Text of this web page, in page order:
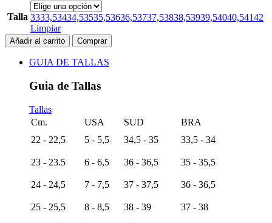
Talla 3333,53434,53535,53636,53737,53838,53939,54040,54142
Limpiar
Añadir al carrito Comprar
GUIA DE TALLAS
Guia de Tallas
Tallas
Cm.
USA SUD
BRA
22 - 22,5
5 - 5,5 34,5 - 35 33,5 - 34
23 - 23.5 6 - 6,5 36 - 36,5 35 - 35,5
24 - 24,5 7 - 7,5 37 - 37,5 36 - 36,5
25 - 25,5 8 - 8,5 38 - 39 37 - 38